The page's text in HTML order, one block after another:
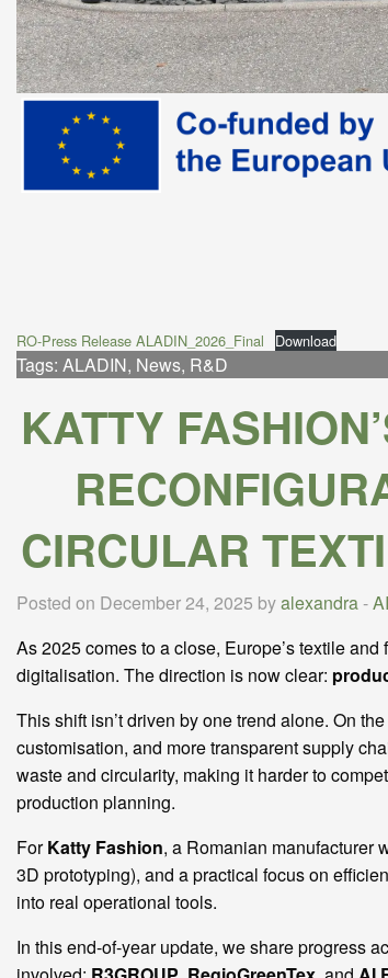
RO-Press Release ALADIN_2026_Final Download
Tags: ALADIN, News, R&D
KATTY
CIRCULAR
Posted on December 24, 2025 byalexandra-
As 2025 comes to a close, Europe’s textile
digitalisation. The direction is now clear:
This shift isn’t driven by one trend alone. On
customisation, and more transparent supply
waste and circularity, making it harder to
production planning.
ForKatty Fashion, a Romanian manufacturer
3D prototyping), and a practical focus on
into real operational tools.
In this end-of-year update, we share progress